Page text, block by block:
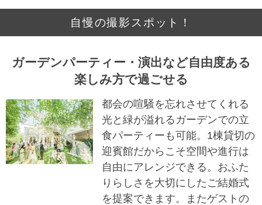
自慢の撮影スポット！
ガーデンパーティー・演出など自由度ある
楽しみ方で過ごせる
都会の喧騒を忘れさせてくれる
光と緑が溢れるガーデンでの立
食パーティーも可能。1棟貸切の
迎賓館だからこそ空間や進行は
自由にアレンジできる。おふた
りらしさを大切にしたご結婚式
を提案できます。またゲストの